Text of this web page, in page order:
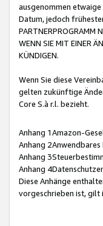
ausgenommen
Datum, jedoch
PARTNERPROGRAMM
WENN SIE MIT EINER
KÜNDIGEN.
Wenn Sie diese
gelten zukünftige
Core S.à r.l. bezieht.
Anhang 1Amazon-
Anhang
Anhang
Anhang
Diese Anhänge
vorgeschrieben ist, gilt